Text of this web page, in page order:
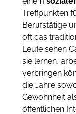
Treffpunkten
Berufstätige
oft das
Leute sehen
sie lernen,
verbringen
die Jahre
Gewohnheit
öffentlichen